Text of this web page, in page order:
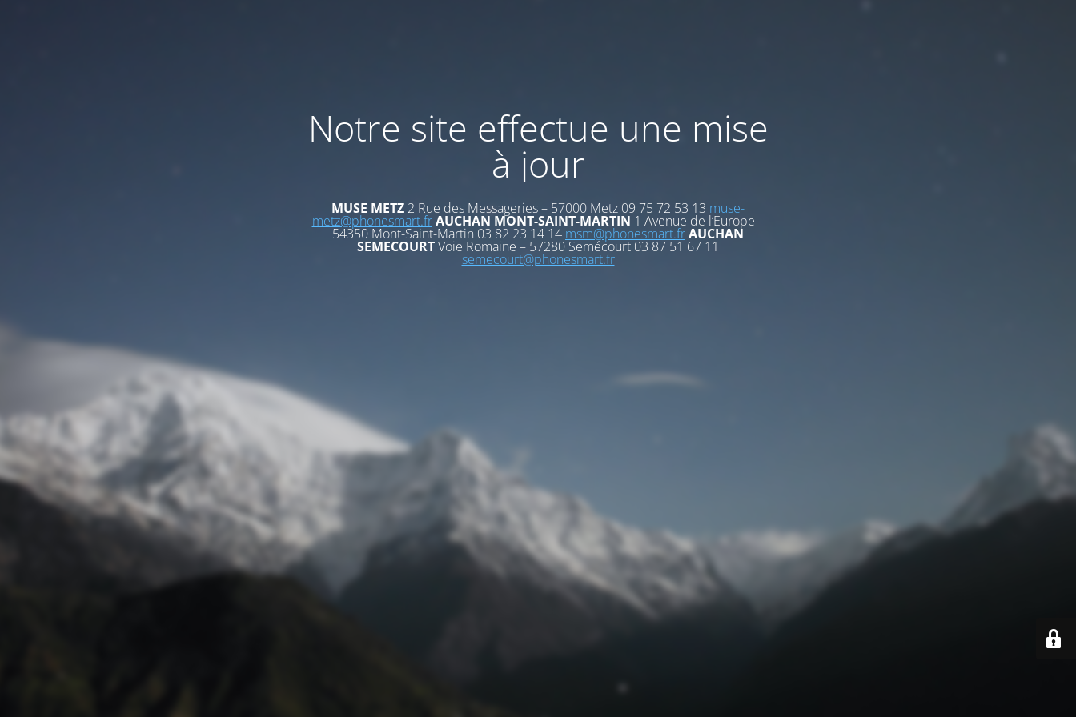
Notre site effectue une mise
à jour
MUSE METZ 2 Rue des Messageries – 57000 Metz 09 75 72 53 13 muse-
metz@phonesmart.fr AUCHAN MONT-SAINT-MARTIN 1 Avenue de l’Europe –
54350 Mont-Saint-Martin 03 82 23 14 14 msm@phonesmart.frAUCHAN
SEMECOURTVoie Romaine – 57280 Semécourt 03 87 51 67 11
semecourt@phonesmart.fr